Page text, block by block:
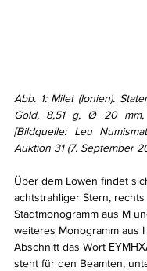
Abb. 1: Milet (Ionien).
Gold, 8,51 g, Ø 20 mm,
[Bildquelle: Leu
Auktion 31 (7. September
Über dem Löwen findet
achtstrahliger Stern,
Stadtmonogramm aus M
weiteres Monogramm aus
Abschnitt das Wort
steht für den Beamten,